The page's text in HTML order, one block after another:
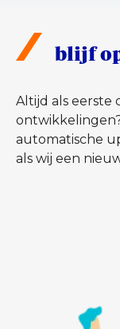
blijf
Altijd als eerste
automatische
als wij een